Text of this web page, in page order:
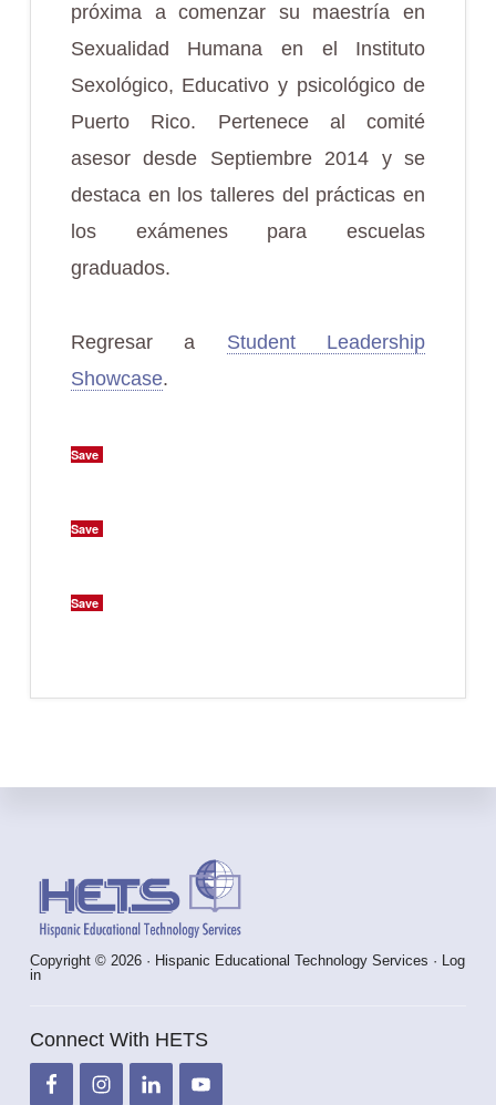
próxima a comenzar su maestría en
Sexualidad Humana en el Instituto
Sexológico, Educativo y psicológico de
Puerto Rico. Pertenece al comité
asesor desde Septiembre 2014 y se
destaca en los talleres del prácticas en
los exámenes para escuelas
graduados.
Regresar a Student Leadership
Showcase.
Save
Save
Save
Copyright © 2026 · Hispanic Educational Technology Services · Log
in
Connect With HETS